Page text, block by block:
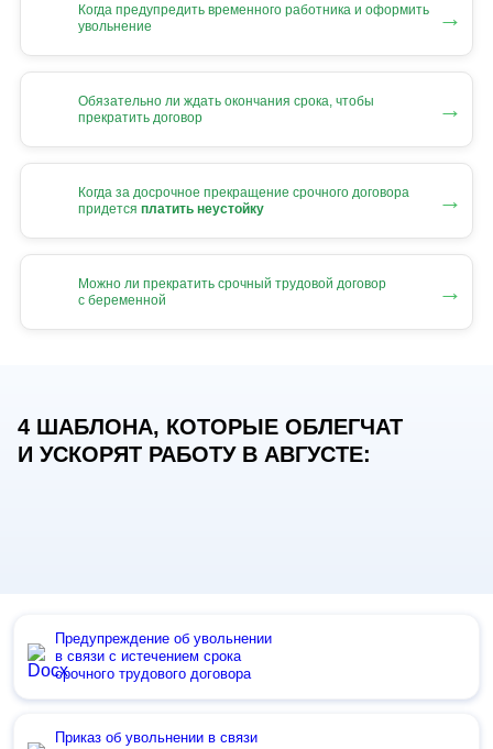
Когда предупредить временного работника и оформить
увольнение
→
Обязательно ли ждать окончания срока, чтобы
прекратить договор
→
Когда за досрочное прекращение срочного договора
придется платить неустойку →
Можно ли прекратить срочный трудовой договор
с беременной
→
4 ШАБЛОНА, КОТОРЫЕ ОБЛЕГЧАТ
И УСКОРЯТ РАБОТУ В АВГУСТЕ:
Предупреждение об увольнении
в связи с истечением срока
срочного трудового договора
Приказ об увольнении в связи